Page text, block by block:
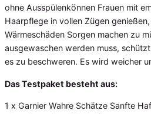
ohne Ausspülenkönnen Frauen mit
Haarpflege in vollen Zügen
Wärmeschäden Sorgen machen zu
ausgewaschen werden muss,
es zu beschweren. Es wird weicher
Das Testpaket besteht aus:
1 x Garnier Wahre Schätze Sanfte